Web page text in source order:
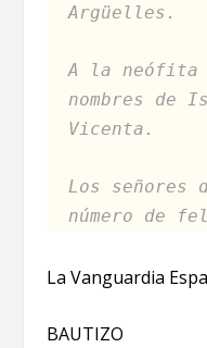
Argüelles.
A la neófita
nombres de
Vicenta.
Los señores
número de
La Vanguardia
BAUTIZO